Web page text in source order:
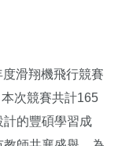
度滑翔機飛行競賽
次競賽共計165
的豐碩學習成